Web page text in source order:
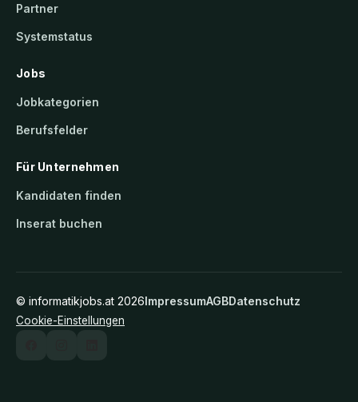
Partner
Systemstatus
Jobs
Jobkategorien
Berufsfelder
Für Unternehmen
Kandidaten finden
Inserat buchen
© informatikjobs.at 2026ImpressumAGBDatenschutz
Cookie-Einstellungen